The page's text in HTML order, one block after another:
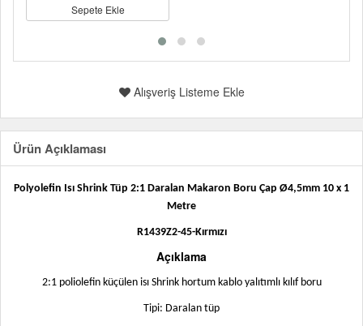
Sepete Ekle
Alışveriş Listeme Ekle
Ürün Açıklaması
Polyolefin Isı Shrink Tüp 2:1 Daralan Makaron Boru Çap Ø4,5mm 10 x 1
Metre
R1439Z2-45-Kırmızı
Açıklama
2:1 poliolefin küçülen isı Shrink hortum kablo yalıtımlı kılıf boru
Tipi: Daralan tüp